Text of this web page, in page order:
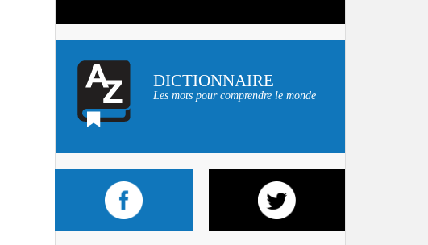
DICTIONNAIRE
Les mots pour comprendre le monde